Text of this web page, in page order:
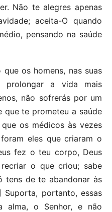
Não te alegres apenas
aceita-O quando
pensando na saúde
os homens, nas suas
prolongar a vida mais
não sofrerás por um
que te prometeu a saúde
os médicos às vezes
eles que criaram o
fez o teu corpo, Deus
o que criou; sabe
tens de te abandonar às
portanto, essas
alma, o Senhor, e não